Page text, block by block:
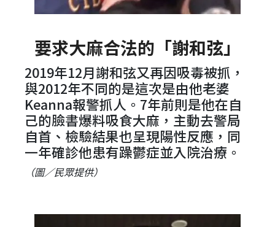
要求大麻合法的「謝和弦」
2019年12月謝和弦又再因吸毒被抓，
與2012年不同的是這次是由他老婆
Keanna報警抓人。7年前則是他在自
己的臉書爆料吸食大麻，主動去警局
自首、檢驗結果也呈現陽性反應，同
一年確診他患有躁鬱症並入院治療。
（圖／民眾提供）